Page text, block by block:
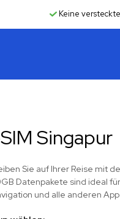
Keine
Singapur
Sie auf Ihrer Reise mit
Datenpakete sind ideal
und alle anderen